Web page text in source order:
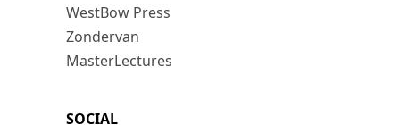
WestBow Press
Zondervan
MasterLectures
SOCIAL